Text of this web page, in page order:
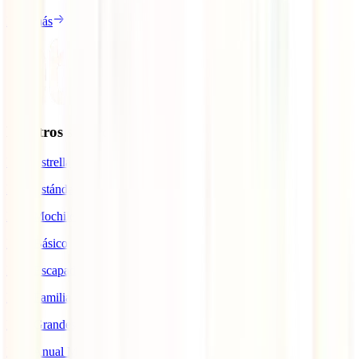
Leer más
Nuestros seguros
IATI Estrella
IATI Estándar
IATI Mochilero
IATI Básico
IATI Escapadas
IATI Familia
IATI Grandes Viajeros
IATI Anual Multiviaje